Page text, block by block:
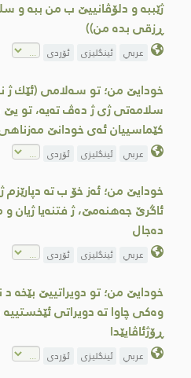
ژێببه‌ و دلۆڤانییێ ب من ببه‌ و
ڕزقی بده‌ من))
عربي ئینگلیزی ئۆردی
خودایێ من؛ تو سه‌لامی (ئێك ژ
سلامه‌تی ژی ژ ده‌ڤ ته‌یه‌، تو
كێماسییان ئه‌ی خودانێ
عربي ئینگلیزی ئۆردی
خودایێ من؛ ئه‌ز خۆ ب ته‌
ئاگرێ جه‌هنه‌مێ، ژ فتنه‌یا ژیان
ده‌جال
عربي ئینگلیزی ئۆردی
خودایێ من؛ تو دویراتییێ بێخه‌
وه‌كی چاوا ته‌ دویراتی
ڕۆژئاڤایێدا
عربي ئینگلیزی ئۆردی